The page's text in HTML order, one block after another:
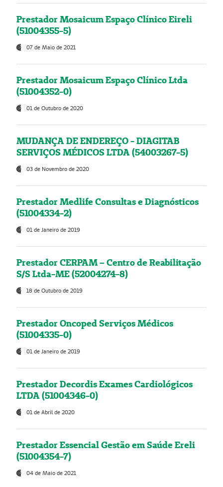
Prestador Mosaicum Espaço Clínico Eireli
(51004355-5)
07 de Maio de 2021
Prestador Mosaicum Espaço Clínico Ltda
(51004352-0)
01 de Outubro de 2020
MUDANÇA DE ENDEREÇO - DIAGITAB
SERVIÇOS MÉDICOS LTDA (54003267-5)
03 de Novembro de 2020
Prestador Medlife Consultas e Diagnósticos
(51004334-2)
01 de Janeiro de 2019
Prestador CERPAM – Centro de Reabilitação
S/S Ltda-ME (52004274-8)
18 de Outubro de 2019
Prestador Oncoped Serviços Médicos
(51004335-0)
01 de Janeiro de 2019
Prestador Decordis Exames Cardiológicos
LTDA (51004346-0)
01 de Abril de 2020
Prestador Essencial Gestão em Saúde Ereli
(51004354-7)
04 de Maio de 2021